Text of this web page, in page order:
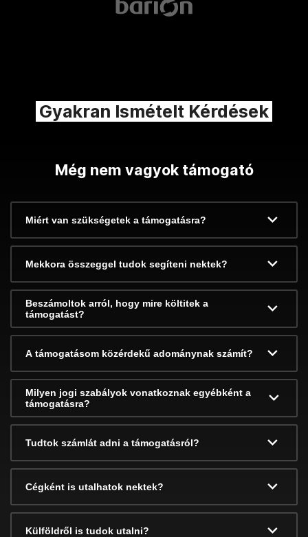
Gyakran Ismételt Kérdések
Még nem vagyok támogató
Miért van szükségetek a támogatásra?
Mekkora összeggel tudok segíteni nektek?
Beszámoltok arról, hogy mire költitek a
támogatást?
A támogatásom közérdekű adománynak számít?
Milyen jogi szabályok vonatkoznak egyébként a
támogatásra?
Tudtok számlát adni a támogatásról?
Cégként is utalhatok nektek?
Külföldről is tudok utalni?